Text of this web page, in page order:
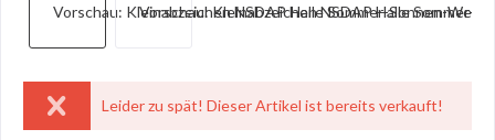
Leider zu spät! Dieser Artikel ist bereits verkauft!